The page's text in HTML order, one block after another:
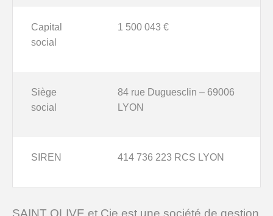
ACTUALITÉS
Capital
social
1 500 043 €
Siège
social
84 rue Duguesclin – 69006
LYON
SIREN 414 736 223 RCS LYON
SAINT OLIVE et Cie est une société de gestion